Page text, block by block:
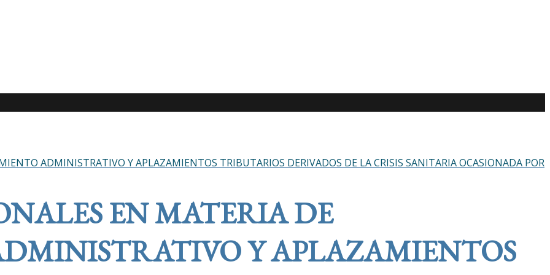
ADMINISTRATIVO Y APLAZAMIENTOS TRIBUTARIOS DERIVADOS DE LA CRISIS SANITARIA OCASIONADA POR
EN MATERIA DE
Y APLAZAMIENTOS